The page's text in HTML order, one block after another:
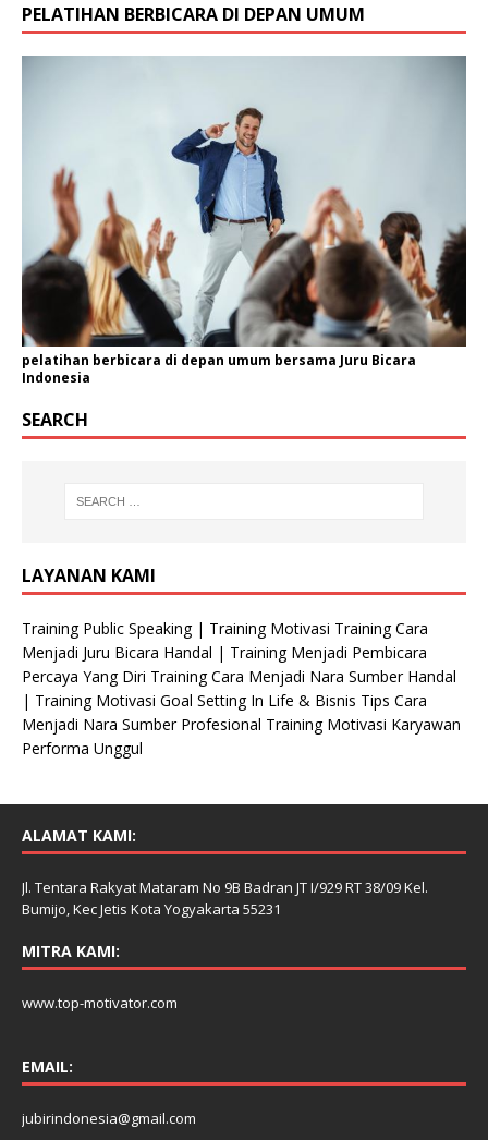
PELATIHAN BERBICARA DI DEPAN UMUM
pelatihan berbicara di depan umum bersama Juru Bicara
Indonesia
SEARCH
LAYANAN KAMI
Training Public Speaking | Training Motivasi Training Cara
Menjadi Juru Bicara Handal | Training Menjadi Pembicara
Percaya Yang Diri Training Cara Menjadi Nara Sumber Handal
| Training Motivasi Goal Setting In Life & Bisnis Tips Cara
Menjadi Nara Sumber Profesional Training Motivasi Karyawan
Performa Unggul
ALAMAT KAMI:
Jl. Tentara Rakyat Mataram No 9B Badran JT I/929 RT 38/09 Kel.
Bumijo, Kec Jetis Kota Yogyakarta 55231
MITRA KAMI:
www.top-motivator.com
EMAIL:
jubirindonesia@gmail.com